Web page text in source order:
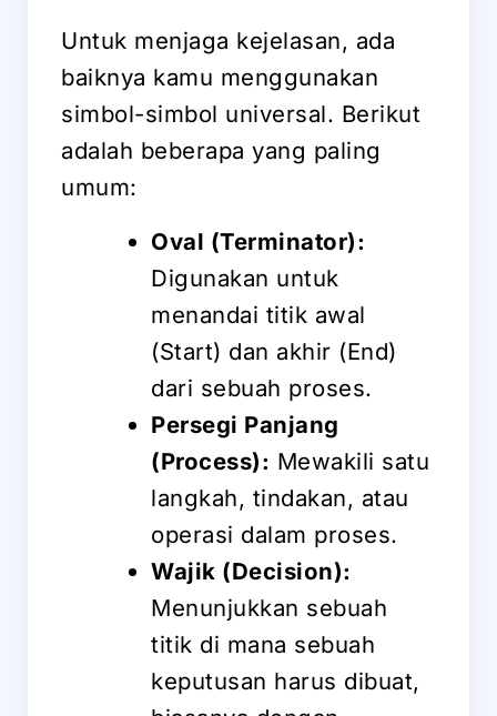
Untuk menjaga kejelasan, ada
baiknya kamu menggunakan
simbol-simbol universal. Berikut
adalah beberapa yang paling
umum:
Oval (Terminator):
Digunakan untuk
menandai titik awal
(Start) dan akhir (End)
dari sebuah proses.
Persegi Panjang
(Process): Mewakili satu
langkah, tindakan, atau
operasi dalam proses.
Wajik (Decision):
Menunjukkan sebuah
titik di mana sebuah
keputusan harus dibuat,